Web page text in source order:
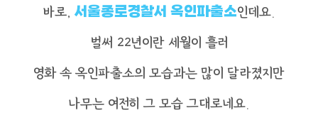
바로, 서울종로경찰서 옥인파출소인데요.
벌써 22년이란 세월이 흘러
영화 속 옥인파출소의 모습과는 많이 달라졌지만
나무는 여전히 그 모습 그대로네요.